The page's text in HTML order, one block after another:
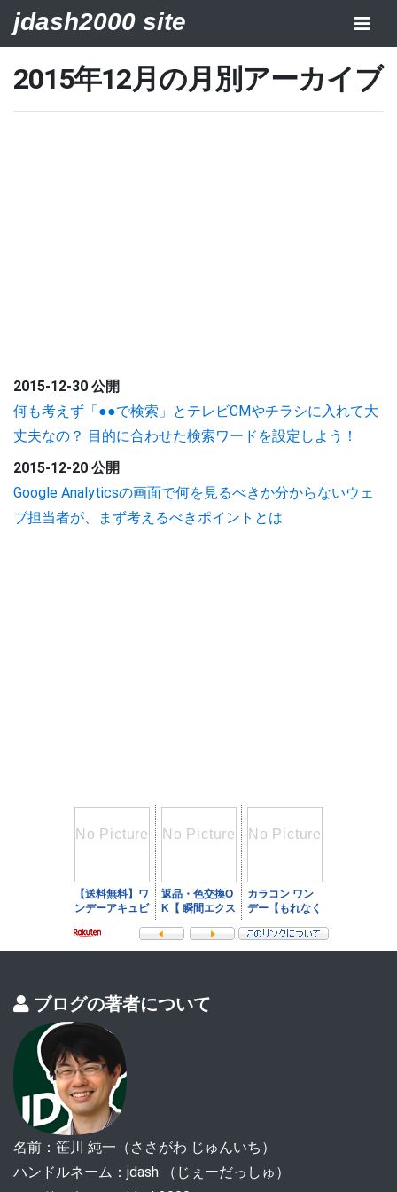
jdash2000 site
2015年12月の月別アーカイブ
2015-12-30 公開
何も考えず「●●で検索」とテレビCMやチラシに入れて大
丈夫なの？ 目的に合わせた検索ワードを設定しよう！
2015-12-20 公開
Google Analyticsの画面で何を見るべきか分からないウェ
ブ担当者が、まず考えるべきポイントとは
ブログの著者について
名前：笹川 純一（ささがわ じゅんいち）
ハンドルネーム：jdash （じぇーだっしゅ）